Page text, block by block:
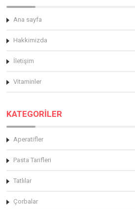
Ana sayfa
Hakkimizda
İletişim
Vitaminler
KATEGORİLER
Aperatifler
Pasta Tarifleri
Tatlılar
Çorbalar